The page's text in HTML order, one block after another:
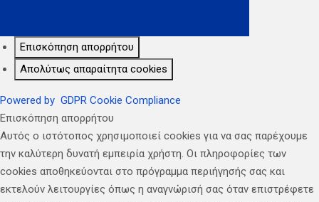
Επισκόπηση απορρήτου
Απολύτως απαραίτητα cookies
Powered by GDPR Cookie Compliance
Επισκόπηση απορρήτου
Αυτός ο ιστότοπος χρησιμοποιεί cookies για να σας παρέχουμε
την καλύτερη δυνατή εμπειρία χρήστη. Οι πληροφορίες των
cookies αποθηκεύονται στο πρόγραμμα περιήγησής σας και
εκτελούν λειτουργίες όπως η αναγνώρισή σας όταν επιστρέφετε